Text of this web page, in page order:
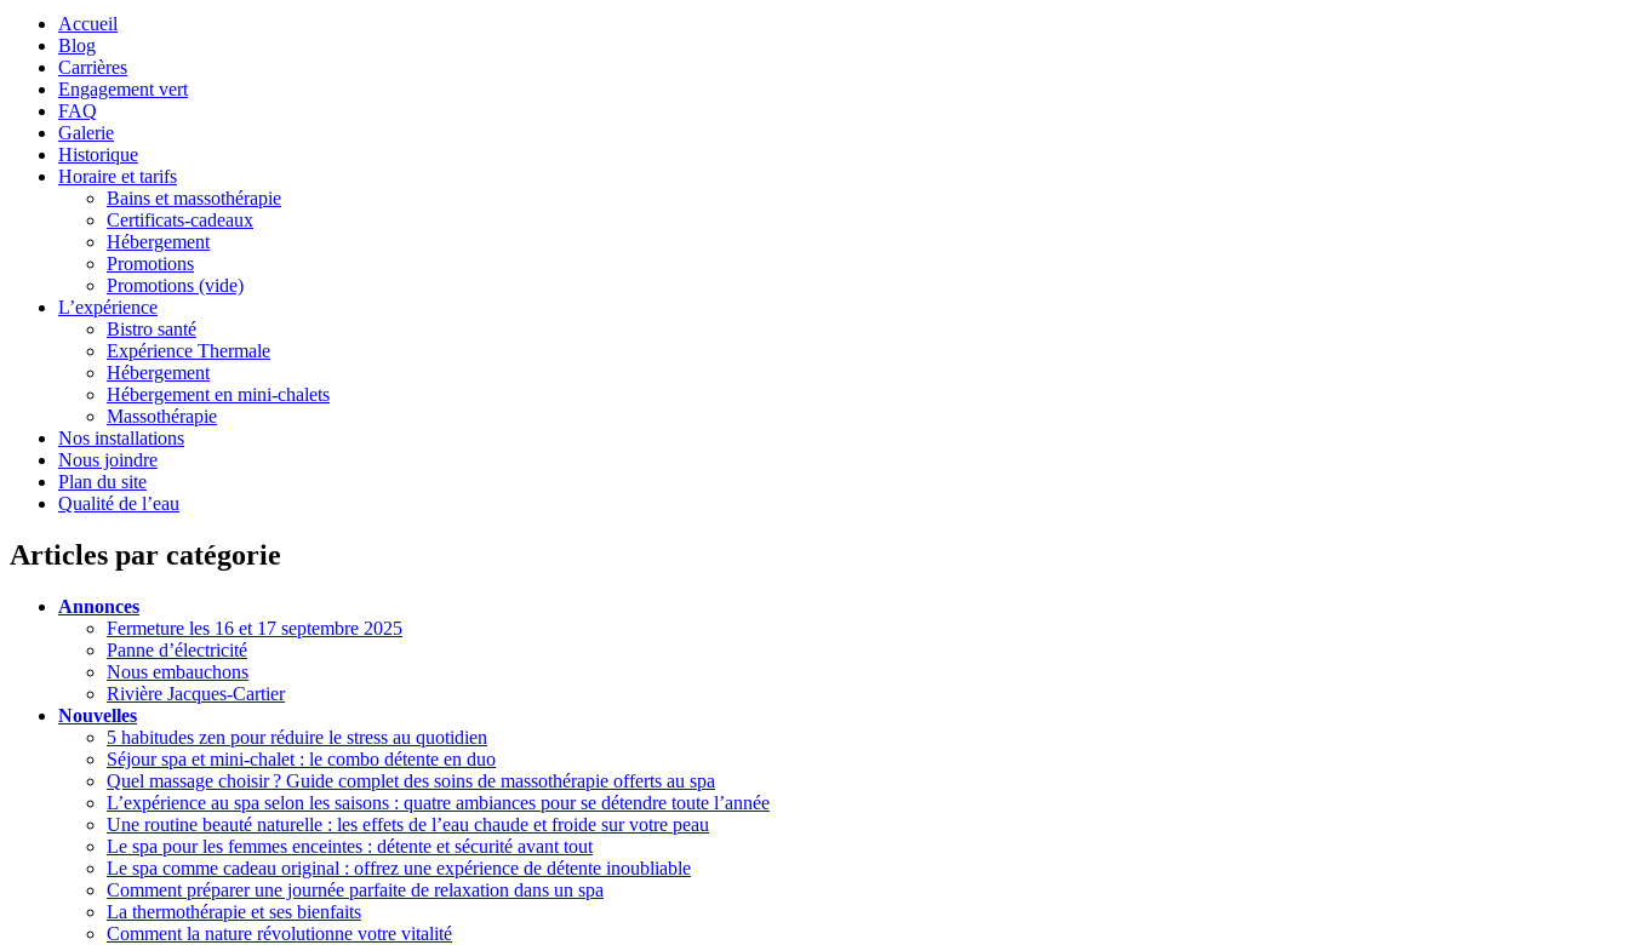
Accueil
Blog
Carrières
Engagement vert
FAQ
Galerie
Historique
Horaire et tarifs
Bains et massothérapie
Certificats-cadeaux
Hébergement
Promotions
Promotions (vide)
L’expérience
Bistro santé
Expérience Thermale
Hébergement
Hébergement en mini-chalets
Massothérapie
Nos installations
Nous joindre
Plan du site
Qualité de l’eau
Articles par catégorie
Annonces
Fermeture les 16 et 17 septembre 2025
Panne d’électricité
Nous embauchons
Rivière Jacques-Cartier
Nouvelles
5 habitudes zen pour réduire le stress au quotidien
Séjour spa et mini-chalet : le combo détente en duo
Quel massage choisir ? Guide complet des soins de massothérapie offerts au spa
L’expérience au spa selon les saisons : quatre ambiances pour se détendre toute l’année
Une routine beauté naturelle : les effets de l’eau chaude et froide sur votre peau
Le spa pour les femmes enceintes : détente et sécurité avant tout
Le spa comme cadeau original : offrez une expérience de détente inoubliable
Comment préparer une journée parfaite de relaxation dans un spa
La thermothérapie et ses bienfaits
Comment la nature révolutionne votre vitalité